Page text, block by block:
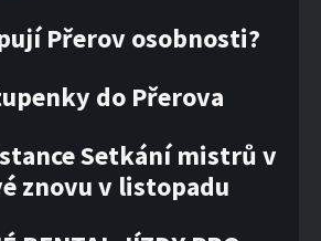
Přerov osobnosti?
do Přerova
Setkání mistrů v
znovu v listopadu